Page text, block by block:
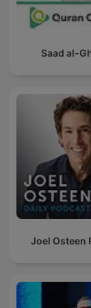
Saad al-
Joel Osteen